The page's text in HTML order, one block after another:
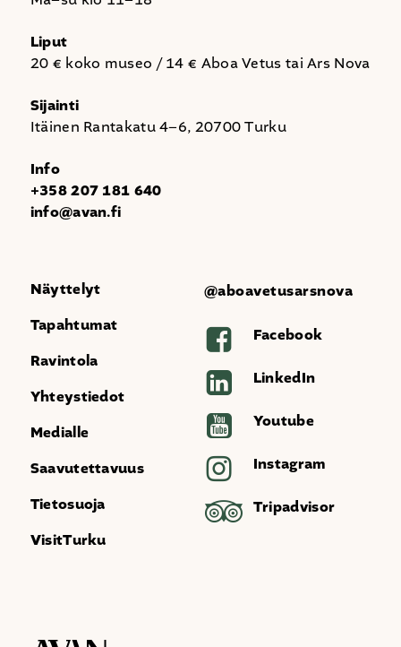
Liput
20 € koko museo / 14 € Aboa Vetus tai Ars Nova
Sijainti
Itäinen Rantakatu 4–6, 20700 Turku
Info
+358 207 181 640
info@avan.fi
Näyttelyt
Tapahtumat
Ravintola
Yhteystiedot
Medialle
Saavutettavuus
Tietosuoja
VisitTurku
@aboavetusarsnova
Facebook
LinkedIn
Youtube
Instagram
Tripadvisor